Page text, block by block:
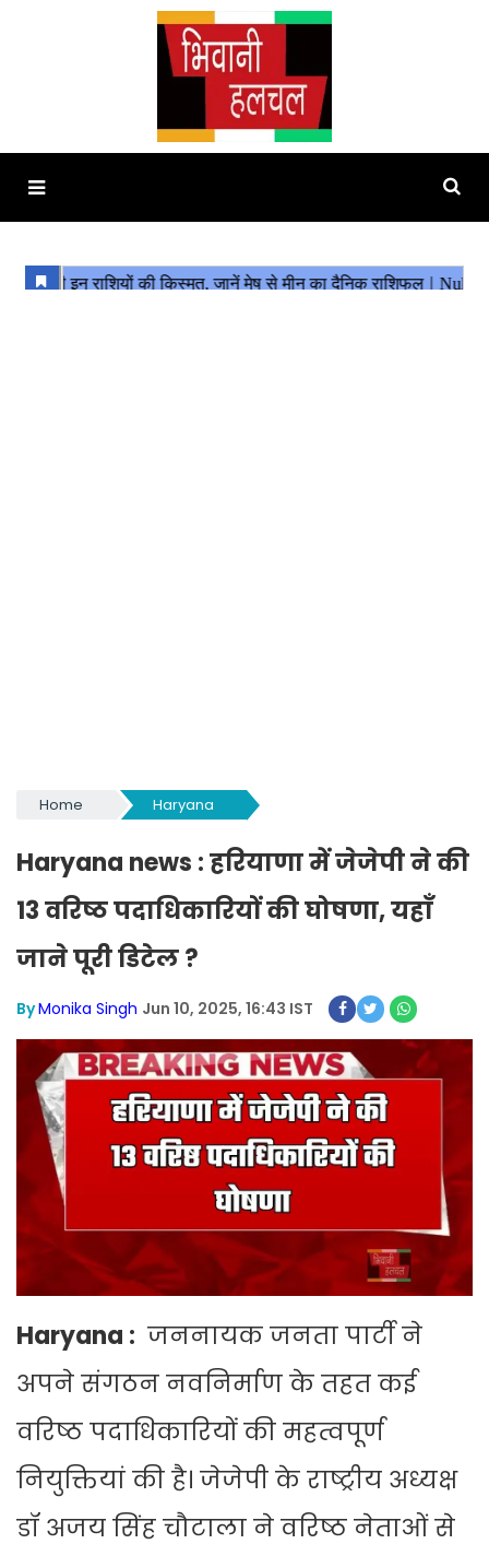
Home Haryana
Haryana news : हरियाणा में जेजेपी ने की
13 वरिष्ठ पदाधिकारियों की घोषणा, यहाँ
जाने पूरी डिटेल ?
ByMonika Singh Jun 10, 2025, 16:43 IST
Haryana : जननायक जनता पार्टी ने
अपने संगठन नवनिर्माण के तहत कई
वरिष्ठ पदाधिकारियों की महत्वपूर्ण
नियुक्तियां की है। जेजेपी के राष्ट्रीय अध्यक्ष
डॉ अजय सिंह चौटाला ने वरिष्ठ नेताओं से